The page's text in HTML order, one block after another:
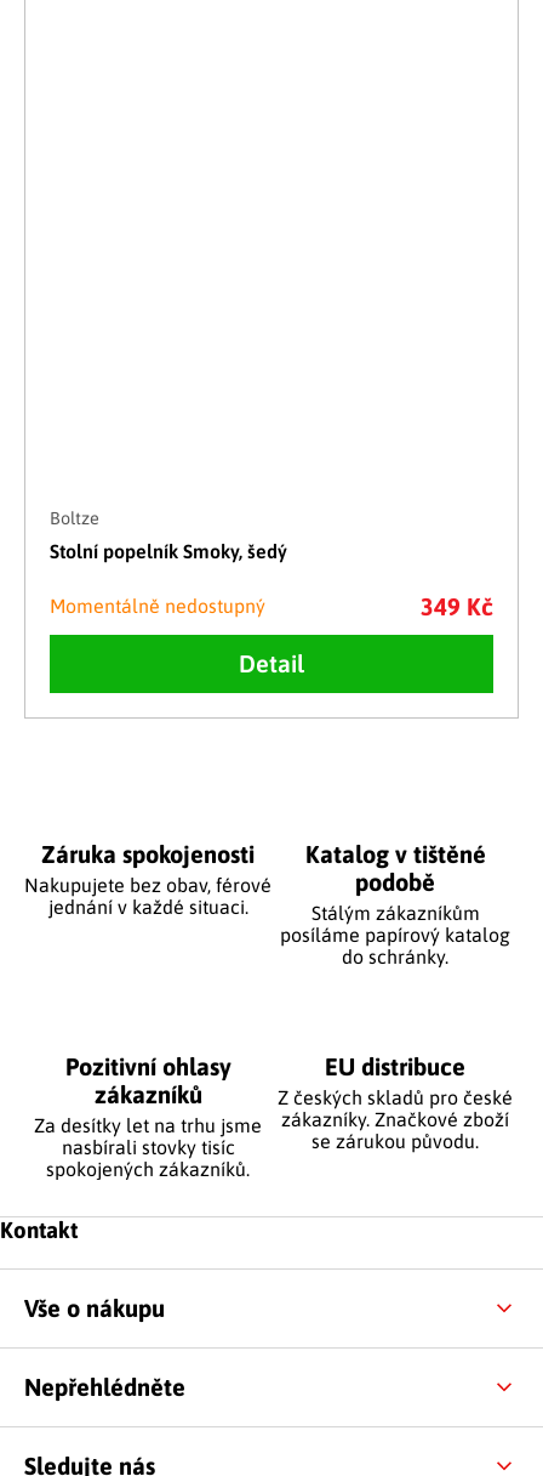
Boltze
Stolní popelník Smoky, šedý
Momentálně nedostupný 349 Kč
Detail
Záruka spokojenosti
Nakupujete bez obav, férové
jednání v každé situaci.
Katalog v tištěné
podobě
Stálým zákazníkům
posíláme papírový katalog
do schránky.
Pozitivní ohlasy
zákazníků
Za desítky let na trhu jsme
nasbírali stovky tisíc
spokojených zákazníků.
EU distribuce
Z českých skladů pro české
zákazníky. Značkové zboží
se zárukou původu.
Zápatí
Kontakt
Vše o nákupu
Nepřehlédněte
Sledujte nás